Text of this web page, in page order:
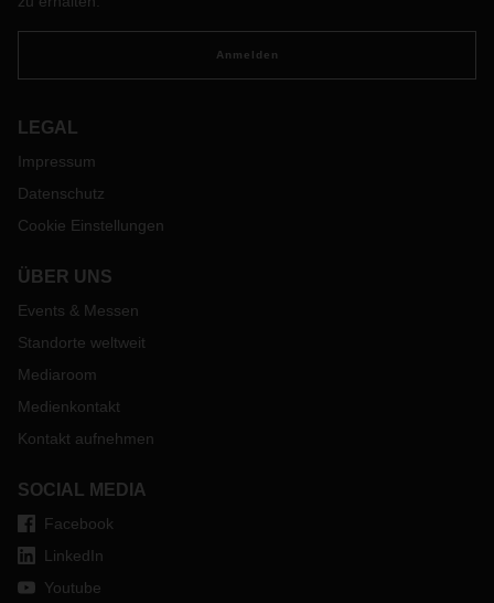
Anmelden
LEGAL
Impressum
Datenschutz
Cookie Einstellungen
ÜBER UNS
Events & Messen
Standorte weltweit
Mediaroom
Medienkontakt
Kontakt aufnehmen
SOCIAL MEDIA
Facebook
LinkedIn
Youtube